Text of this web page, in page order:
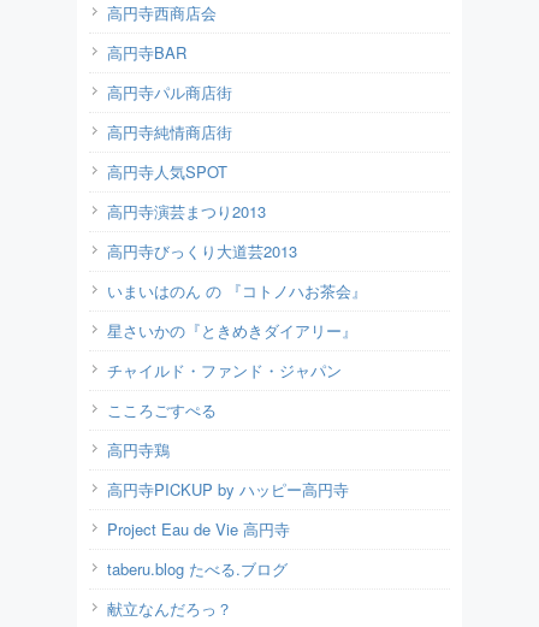
高円寺西商店会
高円寺BAR
高円寺パル商店街
高円寺純情商店街
高円寺人気SPOT
高円寺演芸まつり2013
高円寺びっくり大道芸2013
いまいはのん の 『コトノハお茶会』
星さいかの『ときめきダイアリー』
チャイルド・ファンド・ジャパン
こころごすぺる
高円寺鶏
高円寺PICKUP by ハッピー高円寺
Project Eau de Vie 高円寺
taberu.blog たべる.ブログ
献立なんだろっ？